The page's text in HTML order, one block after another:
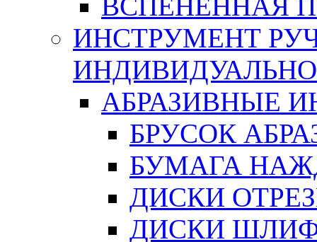
ВСПЕНЕННАЯ
ИНСТРУМЕНТ
АБРАЗИВНЫЕ
БРУСОК
БУМАГА
ДИСКИ
ДИСКИ